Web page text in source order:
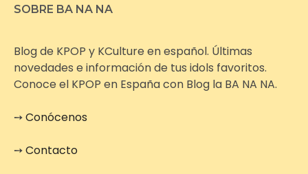
SOBRE BA NA NA
Blog de KPOP y KCulture en español. Últimas
novedades e información de tus idols favoritos.
Conoce el KPOP en España con Blog la BA NA NA.
➙Conócenos
➙Contacto